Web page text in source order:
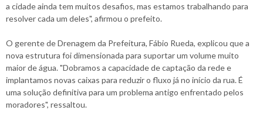
a cidade ainda tem muitos desafios, mas estamos trabalhando para
resolver cada um deles", afirmou o prefeito.
O gerente de Drenagem da Prefeitura, Fábio Rueda, explicou que a
nova estrutura foi dimensionada para suportar um volume muito
maior de água. "Dobramos a capacidade de captação da rede e
implantamos novas caixas para reduzir o fluxo já no início da rua. É
uma solução definitiva para um problema antigo enfrentado pelos
moradores", ressaltou.